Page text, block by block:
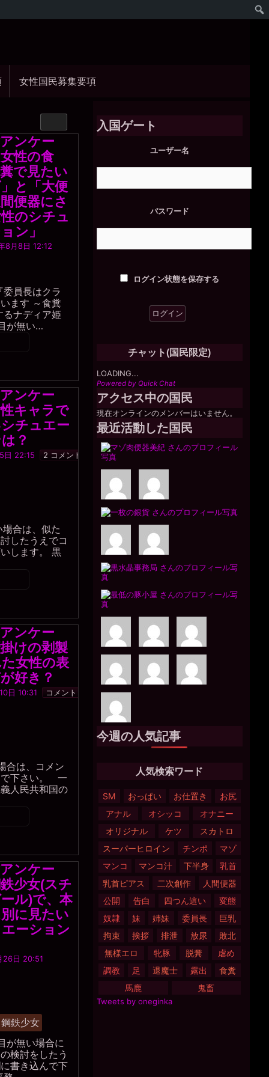
女性国民募集要項
ンケー
性の食
で見たい
と「大便
便器にさ
のシチュ
ン」
8月8日 12:12
員長はクラ
ます ～食糞
ナディア姫
が無い…
ンケー
キャラで
チュエー
？
日 22:15
黒
水
2 コメント
合は、似た
したうえでコ
します。 黒
ンケー
けの剥製
女性の表
好き？
日 10:31
一
枚
コメント
合は、コメン
で下さい。 一
人民共和国の
ンケー
少女(スチ
ル)で、本
に見たい
ーション
26日 20:51
鋼鉄少女
が無い場合に
検討をしたう
書き込んで下
入国ゲート
ユーザー名
パスワード
ログイン状態を保存する
チャット(国民限定)
LOADING...
Powered by Quick Chat
アクセス中の国民
現在オンラインのメンバーはいません。
最近活動した国民
今週の人気記事
人気検索ワード
SM おっぱい お仕置き
お尻
アナル
オシッコ
オナニー
オリジナル
ケツ
スカトロ
スーパーヒロイン
チンポ
マゾ
マンコ
マンコ汁 下半身
乳首
乳首ピアス
二次創作
人間便器
公開
告白 四つん這い
変態
奴隷
妹 姉妹 委員長
巨乳
拘束
挨拶 排泄 放尿
敗北
無様エロ
牝豚 脱糞
虐め
調教
足 退魔士 露出
食糞
馬鹿
鬼畜
Tweets by oneginka